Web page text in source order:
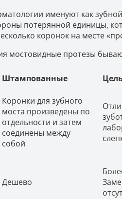
именуют как
потерянной единицы,
коронок на месте
мостовидные протезы
Штампованные
Коронки для зубного
моста произведены по
отдельности и затем
соединены между
собой
Дешево